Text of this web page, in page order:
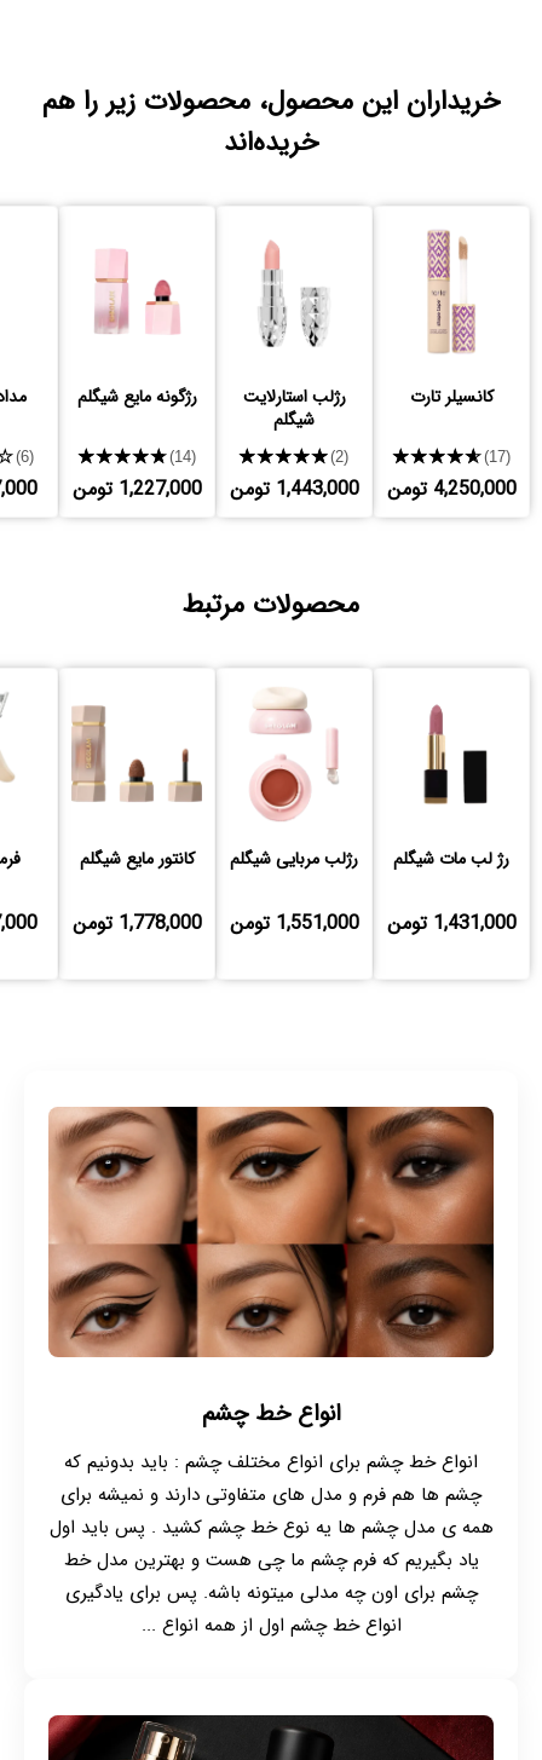
خریداران این محصول، محصولات زیر را هم
خریده‌اند
کانسیلر تارت
★★★★★(17)
4,250,000 تومن
رژلب استارلایت
شیگلم
★★★★★(2)
1,443,000 تومن
رژگونه مایع شیگلم
★★★★★(14)
1,227,000 تومن
(6)
محصولات مرتبط
رژ لب مات شیگلم
1,431,000 تومن
رژلب مربایی شیگلم
1,551,000 تومن
کانتور مایع شیگلم
1,778,000 تومن
انواع خط چشم
انواع خط چشم برای انواع مختلف چشم : باید بدونیم که
چشم ها هم فرم و مدل های متفاوتی دارند و نمیشه برای
همه ی مدل چشم ها یه نوع خط چشم کشید . پس باید اول
یاد بگیریم که فرم چشم ما چی هست و بهترین مدل خط
چشم برای اون چه مدلی میتونه باشه. پس برای یادگیری
انواع خط چشم اول از همه انواع ...